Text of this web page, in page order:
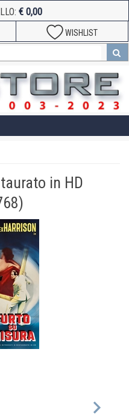
€ 0,00
WISHLIST
in HD